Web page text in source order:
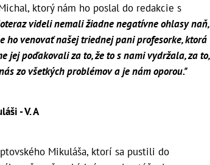
ktorý nám ho poslal do redakcie s
videli nemali žiadne negatívne ohlasy naň,
ho venovať našej triednej pani profesorke, ktorá
jej poďakovali za to, že to s nami vydržala, za to,
zo všetkých problémov a je nám oporou."
- V. A
Mikuláša, ktorí sa pustili do